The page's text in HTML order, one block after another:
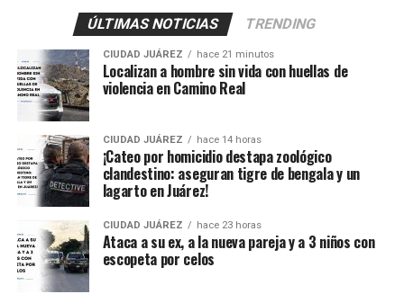
El probable responsable fue identificado como Abraham
B., de 38 años, expareja de la mujer y presunto padre de
los menores, de acuerdo con información
proporcionada por un mando policiaco.
Agentes ministeriales acudieron al lugar para procesar
la escena, recabar evidencias e iniciar la búsqueda del
presunto agresor, quien hasta el momento no ha sido
detenido.
ÚLTIMAS NOTICIAS TRENDING
CIUDAD JUÁREZ hace 21 minutos
Localizan a hombre sin vida con huellas de
violencia en Camino Real
CIUDAD JUÁREZ hace 14 horas
¡Cateo por homicidio destapa zoológico
clandestino: aseguran tigre de bengala y un
lagarto en Juárez!
CIUDAD JUÁREZ hace 23 horas
Ataca a su ex, a la nueva pareja y a 3 niños con
escopeta por celos